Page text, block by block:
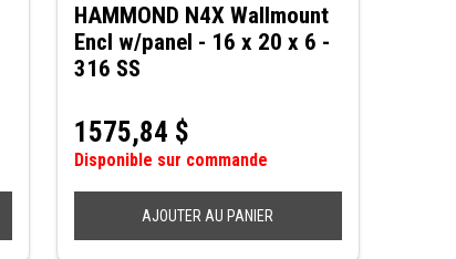
HAMMOND N4X Wallmount
Encl w/panel - 16 x 20 x 6 -
316 SS
1575,84 $
Disponible sur commande
AJOUTER AU PANIER